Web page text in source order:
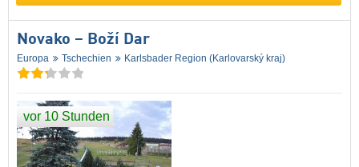
Novako – Boží Dar
Europa Tschechien Karlsbader Region (Karlovarský kraj)
vor 10 Stunden